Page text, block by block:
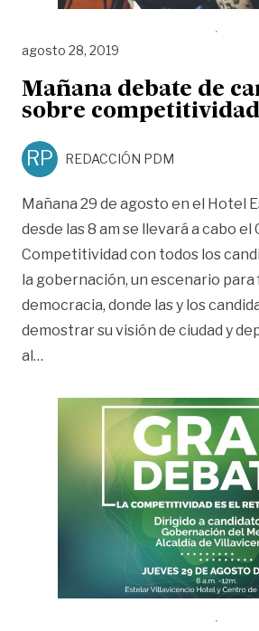
agosto 28, 2019
Mañana debate de
sobre
RP REDACCIÓN PDM
Mañana 29 de agosto en el Hotel
desde las 8 am se llevará a cabo el
Competitividad con todos los
la gobernación, un escenario
democracia, donde las y los
demostrar su visión de ciudad y
al…